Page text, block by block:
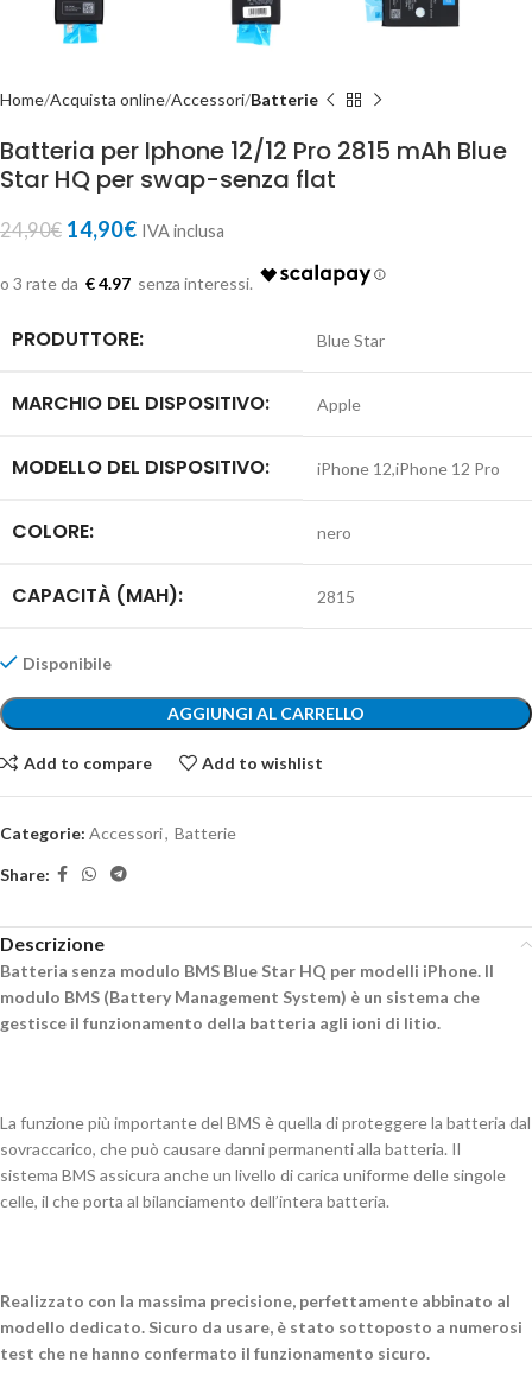
Home Acquista online Accessori Batterie
Batteria per Iphone 12/12 Pro 2815 mAh Blue
Star HQ per swap-senza flat
24,90€ 14,90€ IVA inclusa
€ 4.97
PRODUTTORE: Blue Star
MARCHIO DEL DISPOSITIVO: Apple
MODELLO DEL DISPOSITIVO: iPhone 12,iPhone 12 Pro
COLORE: nero
CAPACITÀ (MAH): 2815
Disponibile
AGGIUNGI AL CARRELLO
Add to compare Add to wishlist
Categorie: Accessori, Batterie
Share:
Descrizione
Batteria senza modulo BMS Blue Star HQ per modelli iPhone. Il
modulo BMS (Battery Management System) è un sistema che
gestisce il funzionamento della batteria agli ioni di litio.
La funzione più importante del BMS è quella di proteggere la batteria dal
sovraccarico, che può causare danni permanenti alla batteria. Il
sistema BMS assicura anche un livello di carica uniforme delle singole
celle, il che porta al bilanciamento dell’intera batteria.
Realizzato con la massima precisione, perfettamente abbinato al
modello dedicato. Sicuro da usare, è stato sottoposto a numerosi
test che ne hanno confermato il funzionamento sicuro.